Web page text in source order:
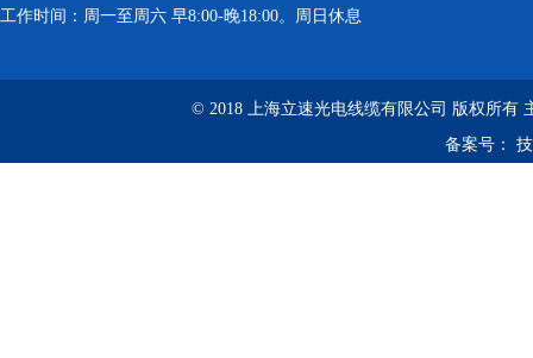
工作时间：周一至周六 早8:00-晚18:00。周日休息
© 2018 上海立速光电线缆有限公司 版权所有
备案号：